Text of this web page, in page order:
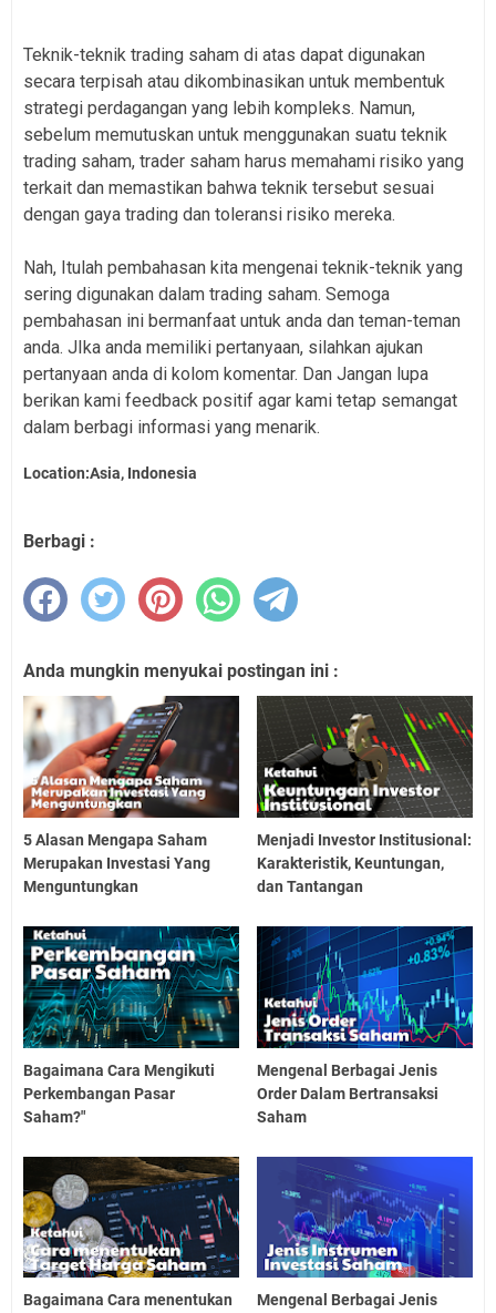
Teknik-teknik trading saham di atas dapat digunakan
secara terpisah atau dikombinasikan untuk membentuk
strategi perdagangan yang lebih kompleks. Namun,
sebelum memutuskan untuk menggunakan suatu teknik
trading saham, trader saham harus memahami risiko yang
terkait dan memastikan bahwa teknik tersebut sesuai
dengan gaya trading dan toleransi risiko mereka.
Nah, Itulah pembahasan kita mengenai teknik-teknik yang
sering digunakan dalam trading saham. Semoga
pembahasan ini bermanfaat untuk anda dan teman-teman
anda. JIka anda memiliki pertanyaan, silahkan ajukan
pertanyaan anda di kolom komentar. Dan Jangan lupa
berikan kami feedback positif agar kami tetap semangat
dalam berbagi informasi yang menarik.
Location:Asia, Indonesia
Berbagi :
Anda mungkin menyukai postingan ini :
5 Alasan Mengapa Saham
Merupakan Investasi Yang
Menguntungkan
Menjadi Investor Institusional:
Karakteristik, Keuntungan,
dan Tantangan
Bagaimana Cara Mengikuti
Perkembangan Pasar
Saham?"
Mengenal Berbagai Jenis
Order Dalam Bertransaksi
Saham
Bagaimana Cara menentukan
Mengenal Berbagai Jenis